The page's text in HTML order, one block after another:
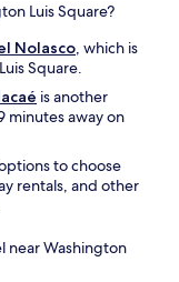
Luis Square?
Nolasco, which is
Square.
is another
minutes away on
to choose
rentals, and other
near Washington